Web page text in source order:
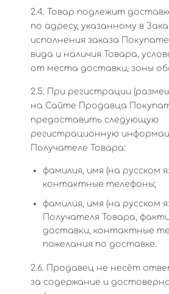
2.4. Товар подлежит
по адресу, указанному в
исполнения заказа
вида и наличия Товара,
от места доставки, зоны
2.5. При регистрации
на Сайте Продавца
предоставить следующую
регистрационную
Получателе Товара:
фамилия, имя (на русском
контактные телефоны;
фамилия, имя (на русском
Получателя Товара,
доставки, контактные
пожелания по доставке.
2.6. Продавец не несёт
за содержание и